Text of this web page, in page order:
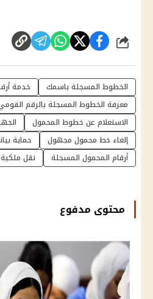
شارك
الخطوط المسجلة باسمك خدمة
معرفة الخطوط المسجلة بالرقم
الاستعلام عن خطوط المحمول
إلغاء خط محمول مجهول
حماية
أرقام المحمول المسجلة
نقل
محتوى مدفوع